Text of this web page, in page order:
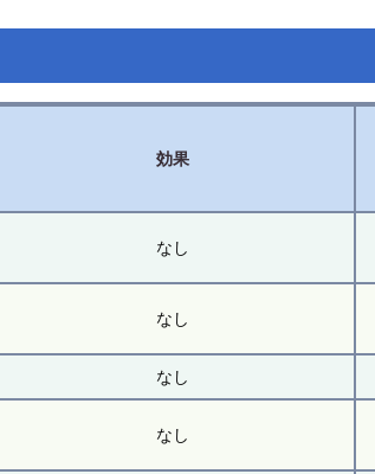
効果
なし
なし
なし
なし